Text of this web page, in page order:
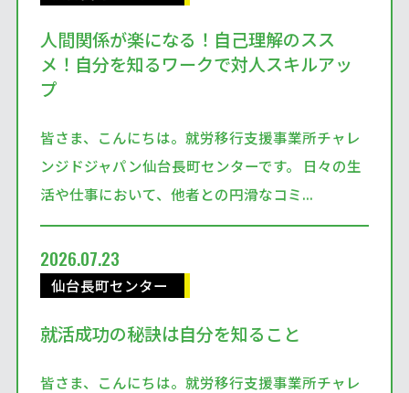
人間関係が楽になる！自己理解のスス
メ！自分を知るワークで対人スキルアッ
プ
皆さま、こんにちは。就労移行支援事業所チャレ
ンジドジャパン仙台長町センターです。 日々の生
活や仕事において、他者との円滑なコミ...
2026.07.23
仙台長町センター
就活成功の秘訣は自分を知ること
皆さま、こんにちは。就労移行支援事業所チャレ